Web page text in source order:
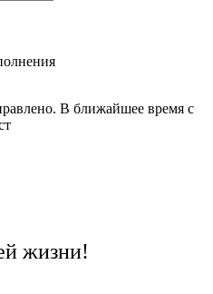
В ближайшее время с
жизни!